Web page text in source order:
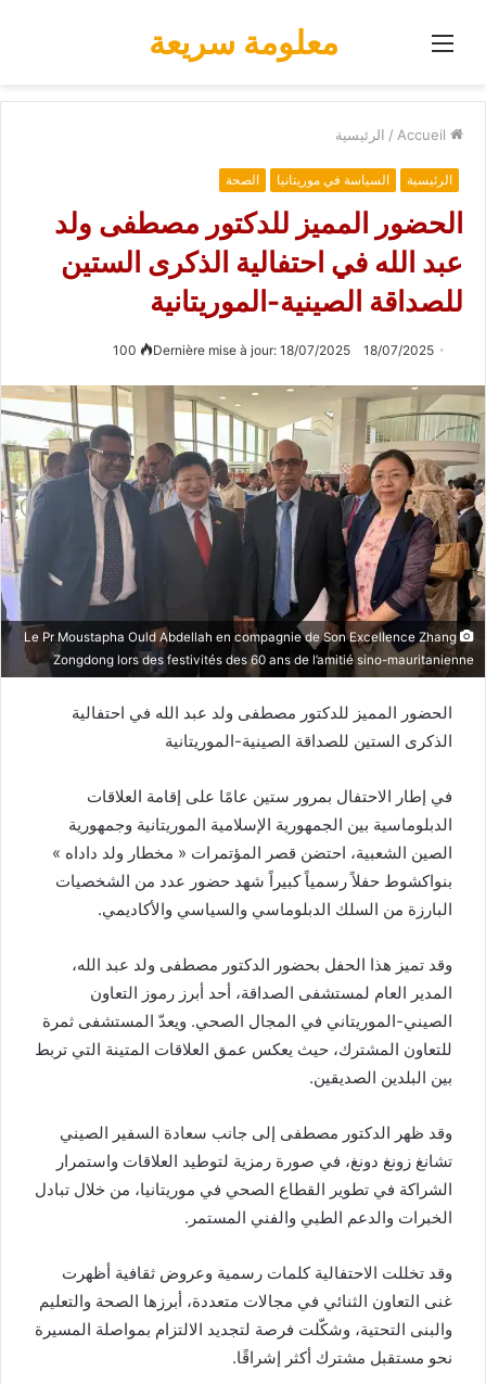
Menu معلومة سريعة
/ الرئيسية
الرئيسية السياسة في موريتانيا الصحة
الحضور المميز للدكتور مصطفى ولد
عبد الله في احتفالية الذكرى الستين
للصداقة الصينية-الموريتانية
18/07/2025
Dernière mise à jour: 18/07/2025
Le Pr Moustapha Ould Abdellah en compagnie de Son Excellence Zhang
Zongdong lors des festivités des 60 ans de l’amitié sino-mauritanienne
الحضور المميز للدكتور مصطفى ولد عبد الله في احتفالية
الذكرى الستين للصداقة الصينية-الموريتانية
في إطار الاحتفال بمرور ستين عامًا على إقامة العلاقات
الدبلوماسية بين الجمهورية الإسلامية الموريتانية وجمهورية
الصين الشعبية، احتضن قصر المؤتمرات « مخطار ولد داداه »
بنواكشوط حفلاً رسمياً كبيراً شهد حضور عدد من الشخصيات
البارزة من السلك الدبلوماسي والسياسي والأكاديمي.
وقد تميز هذا الحفل بحضور الدكتور مصطفى ولد عبد الله،
المدير العام لمستشفى الصداقة، أحد أبرز رموز التعاون
الصيني-الموريتاني في المجال الصحي. ويعدّ المستشفى ثمرة
للتعاون المشترك، حيث يعكس عمق العلاقات المتينة التي تربط
بين البلدين الصديقين.
وقد ظهر الدكتور مصطفى إلى جانب سعادة السفير الصيني
تشانغ زونغ دونغ، في صورة رمزية لتوطيد العلاقات واستمرار
الشراكة في تطوير القطاع الصحي في موريتانيا، من خلال تبادل
الخبرات والدعم الطبي والفني المستمر.
وقد تخللت الاحتفالية كلمات رسمية وعروض ثقافية أظهرت
غنى التعاون الثنائي في مجالات متعددة، أبرزها الصحة والتعليم
والبنى التحتية، وشكّلت فرصة لتجديد الالتزام بمواصلة المسيرة
نحو مستقبل مشترك أكثر إشراقًا.